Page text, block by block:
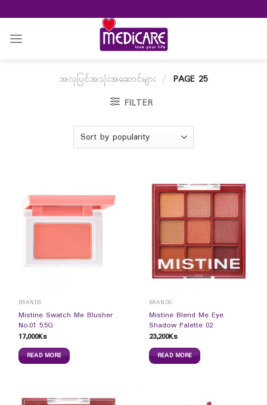
to
content
အလှပြင်အသုံးအဆောင်များ / PAGE 25
FILTER
BRANDS
Mistine Swatch Me Blusher
No.01 5.5G
17,000Ks
READ MORE
BRANDS
Mistine Blend Me Eye
Shadow Palette 02
23,200Ks
READ MORE